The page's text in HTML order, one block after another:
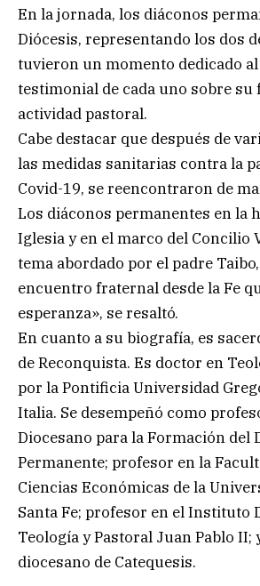
En la jornada, los diáconos
Diócesis, representando los dos
tuvieron un momento dedicado
testimonial de cada uno sobre su
actividad pastoral.
Cabe destacar que después de
las medidas sanitarias contra la
Covid-19, se reencontraron de
Los diáconos permanentes en la
Iglesia y en el marco del Concilio
tema abordado por el padre
encuentro fraternal desde la Fe
esperanza», se resaltó.
En cuanto a su biografía, es
de Reconquista. Es doctor en
por la Pontificia Universidad
Italia. Se desempeñó como
Diocesano para la Formación del
Permanente; profesor en la
Ciencias Económicas de la
Santa Fe; profesor en el Instituto
Teología y Pastoral Juan Pablo II;
diocesano de Catequesis.